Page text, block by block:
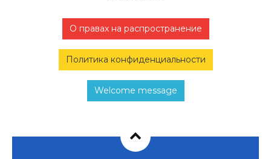
О правах на распространение
Политика конфиденциальности
Welcome message